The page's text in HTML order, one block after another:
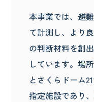
本事業では、避
て計測し、より
の判断材料を創
しています。場
とさくらドーム
指定施設であり